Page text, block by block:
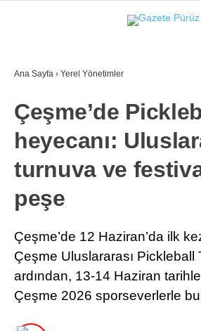
YEREL YÖNETIMLER
GÜNCEL
EKONOMI
POLITIKA
KÜLTÜR-SANAT
Ana Sayfa › Yerel Yönetimler
Çeşme’de
heyecanı:
turnuva ve
peşe
Çeşme’de 12 Haziran’da ilk
Çeşme Uluslararası Pickleball
ardından, 13-14 Haziran
Çeşme 2026 sporseverlerle